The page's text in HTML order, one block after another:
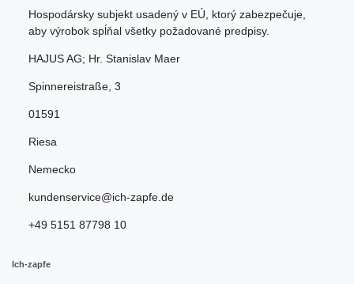
Hospodársky subjekt usadený v EÚ, ktorý zabezpečuje,
aby výrobok spĺňal všetky požadované predpisy.
HAJUS AG; Hr. Stanislav Maer
Spinnereistraße 3
01591
Riesa
Nemecko
kundenservice@ich-zapfe.de
+49 5151 87798 10
Ich-zapfe